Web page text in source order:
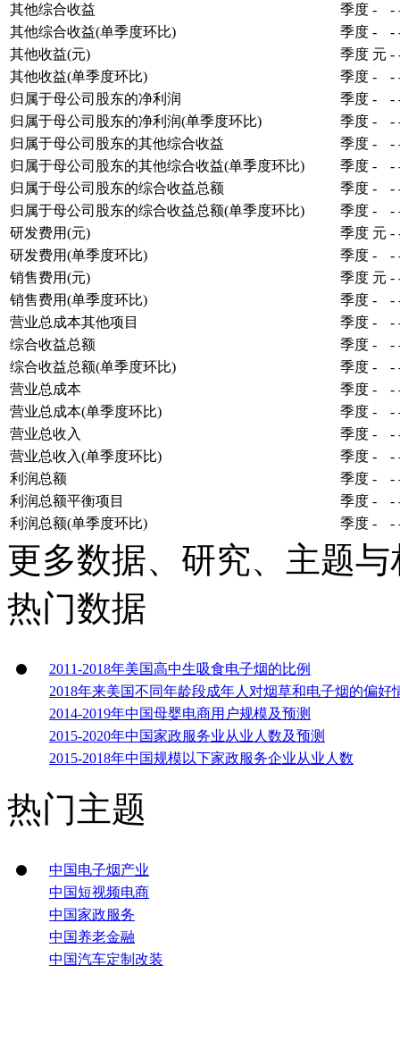
其他综合收益
季度 - -
其他综合收益(单季度环比)
季度 - -
其他收益(元)
季度 元 -
其他收益(单季度环比)
季度 - -
归属于母公司股东的净利润
季度 - -
归属于母公司股东的净利润(单季度环比)
季度 - -
归属于母公司股东的其他综合收益
季度 - -
归属于母公司股东的其他综合收益(单季度环比)
季度 - -
归属于母公司股东的综合收益总额
季度 - -
归属于母公司股东的综合收益总额(单季度环比)
季度 - -
研发费用(元)
季度 元 -
研发费用(单季度环比)
季度 - -
销售费用(元)
季度 元 -
销售费用(单季度环比)
季度 - -
营业总成本其他项目
季度 - -
综合收益总额
季度 - -
综合收益总额(单季度环比)
季度 - -
营业总成本
季度 - -
营业总成本(单季度环比)
季度 - -
营业总收入
季度 - -
营业总收入(单季度环比)
季度 - -
利润总额
季度 - -
利润总额平衡项目
季度 - -
利润总额(单季度环比)
季度 - -
更多数据、研究、主题
热门数据
2011-2018年美国高中生吸食电子烟的比例
2018年来美国不同年龄段成年人对烟草和电子烟的偏好
2014-2019年中国母婴电商用户规模及预测
2015-2020年中国家政服务业从业人数及预测
2015-2018年中国规模以下家政服务企业从业人数
热门主题
中国电子烟产业
中国短视频电商
中国家政服务
中国养老金融
中国汽车定制改装